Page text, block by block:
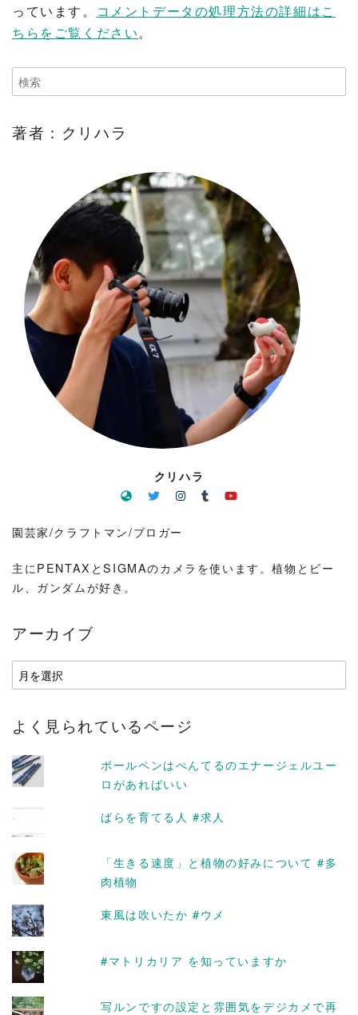
っています。
コメントデータの処理方法の詳細はこ
ちらをご覧ください。
著者：クリハラ
クリハラ
園芸家/クラフトマン/ブロガー
主にPENTAXとSIGMAのカメラを使います。植物とビー
ル、ガンダムが好き。
アーカイブ
ア
ー
イ
よく見られているページ
ボールペンはぺんてるのエナージェルユー
ロがあればいい
ばらを育てる人 #求人
「生きる速度」と植物の好みについて #多
肉植物
東風は吹いたか #ウメ
#マトリカリア を知っていますか
写ルンですの設定と雰囲気をデジカメで再